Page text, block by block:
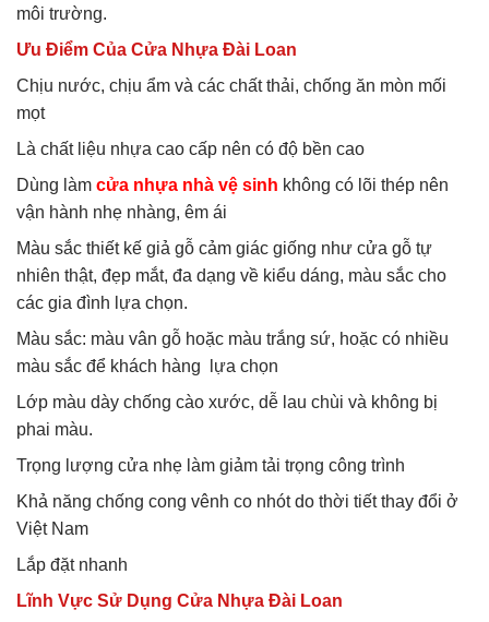
môi trường.
Ưu Điểm Của Cửa Nhựa Đài Loan
Chịu nước, chịu ẩm và các chất thải, chống ăn mòn mối
mọt
Là chất liệu nhựa cao cấp nên có độ bền cao
Dùng làm cửa nhựa nhà vệ sinh không có lõi thép nên
vận hành nhẹ nhàng, êm ái
Màu sắc thiết kế giả gỗ cảm giác giống như cửa gỗ tự
nhiên thật, đẹp mắt, đa dạng về kiểu dáng, màu sắc cho
các gia đình lựa chọn.
Màu sắc: màu vân gỗ hoặc màu trắng sứ, hoặc có nhiều
màu sắc để khách hàng lựa chọn
Lớp màu dày chống cào xước, dễ lau chùi và không bị
phai màu.
Trọng lượng cửa nhẹ làm giảm tải trọng công trình
Khả năng chống cong vênh co nhót do thời tiết thay đổi ở
Việt Nam
Lắp đặt nhanh
Lĩnh Vực Sử Dụng Cửa Nhựa Đài Loan